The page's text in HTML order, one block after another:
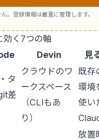
。登録情報は厳重に管理します。
効く7つの軸
Devin
見
タ
差
クラウドのワ
ークスペース
（CLIもあ
り）
既存
環境
使い
放置